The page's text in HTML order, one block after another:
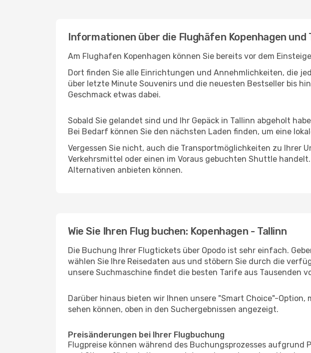
Informationen über die Flughäfen Kopenhagen und
Am Flughafen Kopenhagen können Sie bereits vor dem
Dort finden Sie alle Einrichtungen und Annehmlichkeiten, die
über letzte Minute Souvenirs und die neuesten Bestseller bis
Geschmack etwas dabei.
Sobald Sie gelandet sind und Ihr Gepäck in Tallinn abgeholt
Bei Bedarf können Sie den nächsten Laden finden, um eine
Vergessen Sie nicht, auch die Transportmöglichkeiten zu Ihrer
Verkehrsmittel oder einen im Voraus gebuchten Shuttle
Alternativen anbieten können.
Wie Sie Ihren Flug buchen: Kopenhagen - Tallinn
Die Buchung Ihrer Flugtickets über Opodo ist sehr einfach.
wählen Sie Ihre Reisedaten aus und stöbern Sie durch die
unsere Suchmaschine findet die besten Tarife aus Tausenden
Darüber hinaus bieten wir Ihnen unsere "Smart Choice"-
sehen können, oben in den Suchergebnissen angezeigt.
Preisänderungen bei Ihrer Flugbuchung
Flugpreise können während des Buchungsprozesses